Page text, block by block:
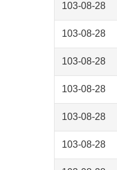
103-08-28
103-08-28
103-08-28
103-08-28
103-08-28
103-08-28